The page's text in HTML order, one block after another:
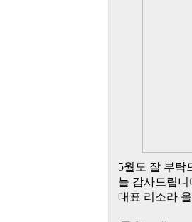
5월도 잘 부탁
늘 감사드립니
대표 리소라